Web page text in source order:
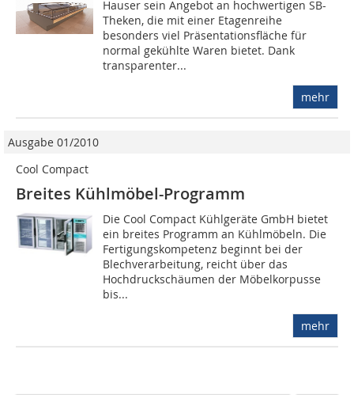
Hauser sein Angebot an hochwertigen SB-
Theken, die mit einer Etagenreihe
besonders viel Präsentationsfläche für
normal gekühlte Waren bietet. Dank
transparenter...
mehr
Ausgabe 01/2010
Cool Compact
Breites Kühlmöbel-Programm
Die Cool Compact Kühlgeräte GmbH bietet
ein breites Programm an Kühlmöbeln. Die
Fertigungskompetenz beginnt bei der
Blechverarbeitung, reicht über das
Hochdruckschäumen der Möbelkorpusse
bis...
mehr